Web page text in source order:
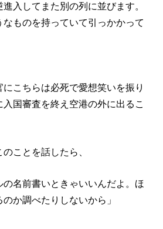
入してまた別の列に並びます。
ものを持っていて引っかかって
こちらは必死で愛想笑いを振り
国審査を終え空港の外に出るこ
ことを話したら、
の名前書いときゃいいんだよ。ほ
か調べたりしないから」